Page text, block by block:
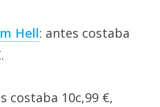
Hell: antes costaba
costaba 10c,99 €,